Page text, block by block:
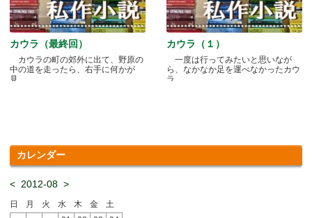
カウラ（最終回）
カウラの町の郊外に出て、野原の
中の道を走ったら、右手に何かが
見.....
カウラ（１）
一度は行ってみたいと思いなが
ら、なかなか足を運べなかったカウ
ラ.....
カレンダー
< 2012-08 >
日 月 火 水 木 金
土